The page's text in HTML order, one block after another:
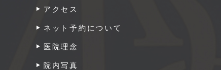
アクセス
ネット予約について
医院理念
院内写真